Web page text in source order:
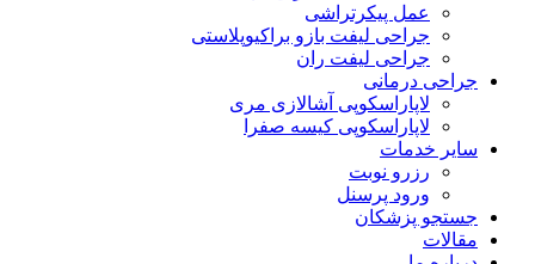
عمل پیکرتراشی
جراحی لیفت بازو براکیوپلاستی
جراحی لیفت ران
جراحی درمانی
لاپاراسکوپی آشالازی مری
لاپاراسکوپی کیسه صفرا
سایر خدمات
رزرو نوبت
ورود پرسنل
جستجو پزشکان
مقالات